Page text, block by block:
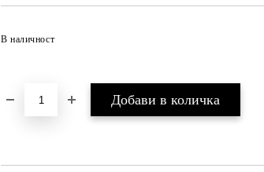
В наличност